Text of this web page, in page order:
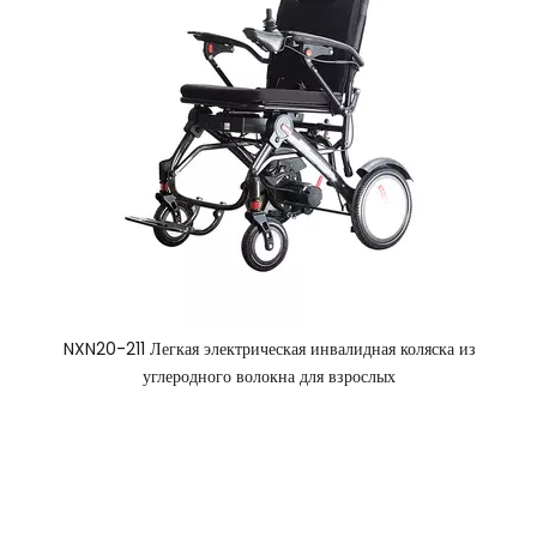
NXN20-213 Углеродное волокно легкое электрическое
инвалидное кресло